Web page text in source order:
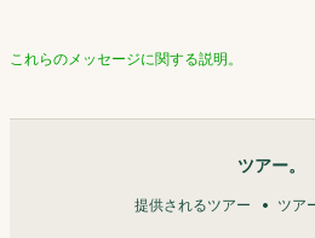
これらのメッセージに関する説明。
ツアー。
提供されるツアー ツア